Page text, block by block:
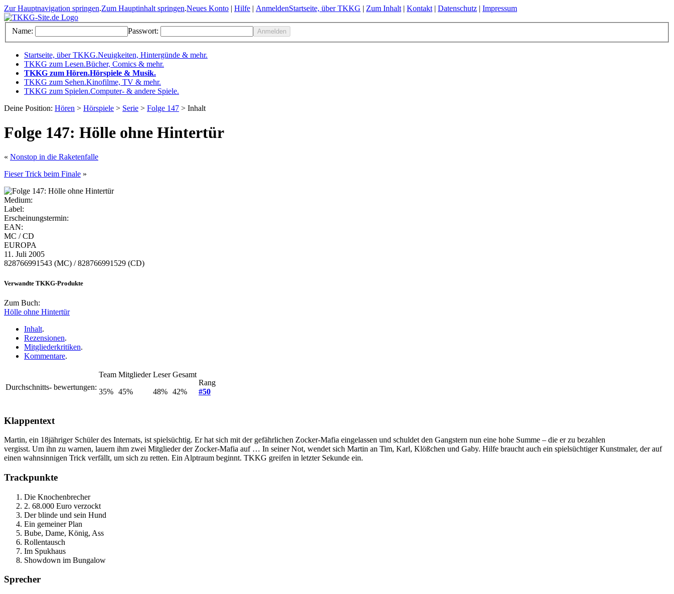
Zur Hauptnavigation springen.Zum Hauptinhalt springen.Neues Konto | Hilfe | AnmeldenStartseite, über TKKG | Zum Inhalt | Kontakt | Datenschutz | Impressum
Name: Passwort:
Startseite, über TKKG.Neuigkeiten, Hintergünde & mehr.
TKKG zum Lesen.Bücher, Comics & mehr.
TKKG zum Hören.Hörspiele & Musik.
TKKG zum Sehen.Kinofilme, TV & mehr.
TKKG zum Spielen.Computer- & andere Spiele.
Deine Position: Hören > Hörspiele > Serie > Folge 147 > Inhalt
Folge 147: Hölle ohne Hintertür
« Nonstop in die Raketenfalle
Fieser Trick beim Finale »
Medium:
Label:
Erscheinungstermin:
EAN:
MC / CD
EUROPA
11. Juli 2005
828766991543 (MC) / 828766991529 (CD)
Verwandte TKKG-Produkte
Zum Buch:
Hölle ohne Hintertür
Inhalt.
Rezensionen.
Mitgliederkritiken.
Kommentare.
Durchschnitts- bewertungen:
Team
35%
Mitglieder
45%
Leser
48%
Gesamt
42%
Rang
#50
Klappentext
Martin, ein 18jähriger Schüler des Internats, ist spielsüchtig. Er hat sich mit der gefährlichen Zocker-Mafia eingelassen und schuldet den Gangstern nun eine hohe Summe – die er zu bezahlen
vergisst. Um ihn zu warnen, lauern ihm zwei Mitglieder der Zocker-Mafia auf … In seiner Not, wendet sich Martin an Tim, Karl, Klößchen und Gaby. Hilfe braucht auch ein spielsüchtiger Kunstmaler, der auf
einen wahnsinnigen Trick verfällt, um sich zu retten. Ein Alptraum beginnt. TKKG greifen in letzter Sekunde ein.
Trackpunkte
Die Knochenbrecher
2. 68.000 Euro verzockt
Der blinde und sein Hund
Ein gemeiner Plan
Bube, Dame, König, Ass
Rollentausch
Im Spukhaus
Showdown im Bungalow
Sprecher